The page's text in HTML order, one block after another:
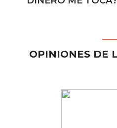
OPINIONES DE